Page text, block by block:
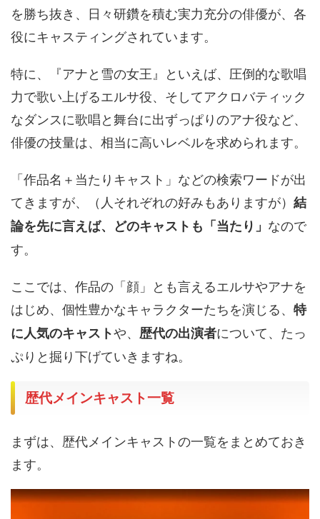
を勝ち抜き、日々研鑽を積む実力充分の俳優が、各
役にキャスティングされています。
特に、『アナと雪の女王』といえば、圧倒的な歌唱
力で歌い上げるエルサ役、そしてアクロバティック
なダンスに歌唱と舞台に出ずっぱりのアナ役など、
俳優の技量は、相当に高いレベルを求められます。
「作品名＋当たりキャスト」などの検索ワードが出
てきますが、（人それぞれの好みもありますが） 結
論を先に言えば、どのキャストも「当たり」 なので
す。
ここでは、作品の「顔」とも言えるエルサやアナを
はじめ、個性豊かなキャラクターたちを演じる、 特
に人気のキャストや、 歴代の出演者について、たっ
ぷりと掘り下げていきますね。
歴代メインキャスト一覧
まずは、歴代メインキャストの一覧をまとめておき
ます。